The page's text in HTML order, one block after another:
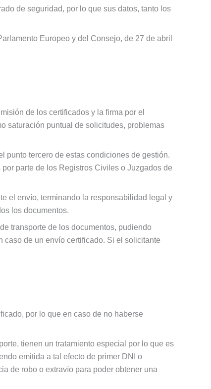
de seguridad, por lo que sus datos, tanto los
Europeo y del Consejo, de 27 de abril
de los certificados y la firma por el
saturación puntual de solicitudes, problemas
punto tercero de estas condiciones de gestión.
parte de los Registros Civiles o Juzgados de
el envío, terminando la responsabilidad legal y
los documentos.
transporte de los documentos, pudiendo
de un envío certificado. Si el solicitante
por lo que en caso de no haberse
tienen un tratamiento especial por lo que es
emitida a tal efecto de primer DNI o
de robo o extravío para poder obtener una